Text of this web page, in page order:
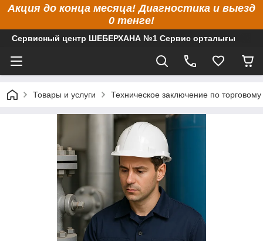
Акция до конца месяца! Диагностика и выезд
0 тенге!
Сервисный центр ШЕБЕРХАНА №1 Сервис орталығы
Товары и услуги Техническое заключение по